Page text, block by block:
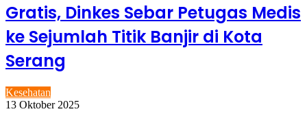
Gratis, Dinkes Sebar Petugas Medis
ke Sejumlah Titik Banjir di Kota
Serang
Kesehatan
13 Oktober 2025